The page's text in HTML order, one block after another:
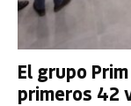
El grupo
primeros 42